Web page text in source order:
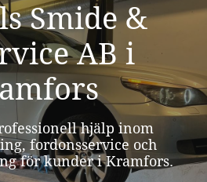
Smide &
AB i
hjälp inom
fordonsservice och
för kunder i Kramfors.